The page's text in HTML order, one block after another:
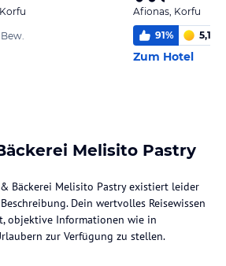
Afionas, Korfu
91% 5,1
Zum Hotel
Melisito Pastry
Bäckerei Melisito Pastry existiert leider
Dein wertvolles Reisewissen
objektive Informationen wie in
zur Verfügung zu stellen.